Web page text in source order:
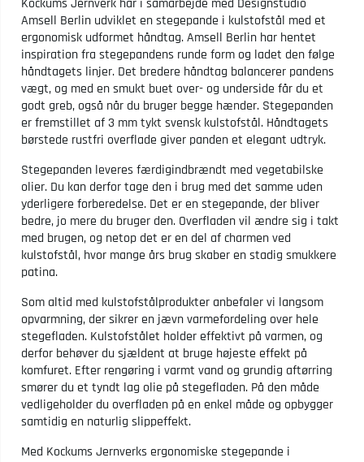
Amsell Berlin udviklet en stegepande i kulstofstål med et
ergonomisk udformet håndtag. Amsell Berlin har hentet
inspiration fra stegepandens runde form og ladet den følge
håndtagets linjer. Det bredere håndtag balancerer pandens
vægt, og med en smukt buet over- og underside får du et
godt greb, også når du bruger begge hænder. Stegepanden
er fremstillet af 3 mm tykt svensk kulstofstål. Håndtagets
børstede rustfri overflade giver panden et elegant udtryk.
Stegepanden leveres færdigindbrændt med vegetabilske
olier. Du kan derfor tage den i brug med det samme uden
yderligere forberedelse. Det er en stegepande, der bliver
bedre, jo mere du bruger den. Overfladen vil ændre sig i takt
med brugen, og netop det er en del af charmen ved
kulstofstål, hvor mange års brug skaber en stadig smukkere
patina.
Som altid med kulstofstålprodukter anbefaler vi langsom
opvarmning, der sikrer en jævn varmefordeling over hele
stegefladen. Kulstofstålet holder effektivt på varmen, og
derfor behøver du sjældent at bruge højeste effekt på
komfuret. Efter rengøring i varmt vand og grundig aftørring
smører du et tyndt lag olie på stegefladen. På den måde
vedligeholder du overfladen på en enkel måde og opbygger
samtidig en naturlig slippeffekt.
Med Kockums Jernverks ergonomiske stegepande i